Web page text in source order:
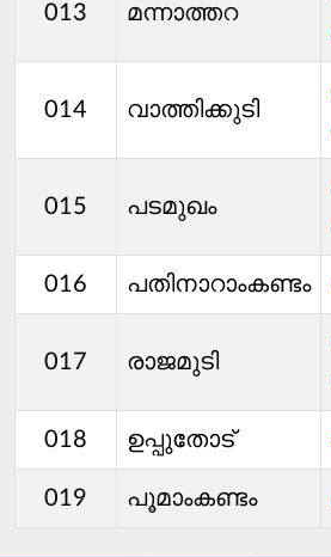
013 മന്നാത്തറ
014 വാത്തിക്കുടി
015 പടമുഖം
016 പതിനാറാംകണ്ടം
017 രാജമുടി
018 ഉപ്പുതോട്
019 പൂമാംകണ്ടം